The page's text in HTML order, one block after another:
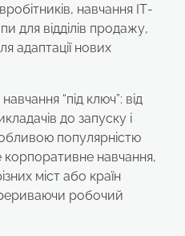
навчання ІТ-
для відділів продажу,
адаптації нових
“під ключ”: від
до запуску і
популярністю
корпоративне навчання,
міст або країн
робочий